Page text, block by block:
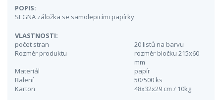
POPIS:
SEGNA záložka se samolepicími papírky
VLASTNOSTI:
počet stran
20 listů na barvu
Rozměr produktu
rozměr bločku 215x60
mm
Materiál
papír
Balení
50/500 ks
Karton
48x32x29 cm / 10kg